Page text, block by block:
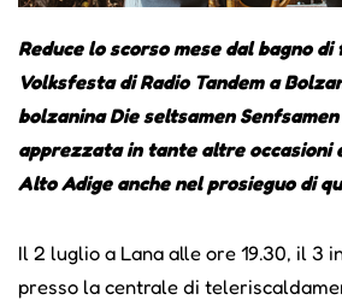
Reduce lo scorso mese dal bagno
Volksfesta di Radio Tandem a
bolzanina Die seltsamen
apprezzata in tante altre occasioni
Alto Adige anche nel prosieguo di
Il 2 luglio a Lana alle ore 19.30, il 3
presso la centrale di